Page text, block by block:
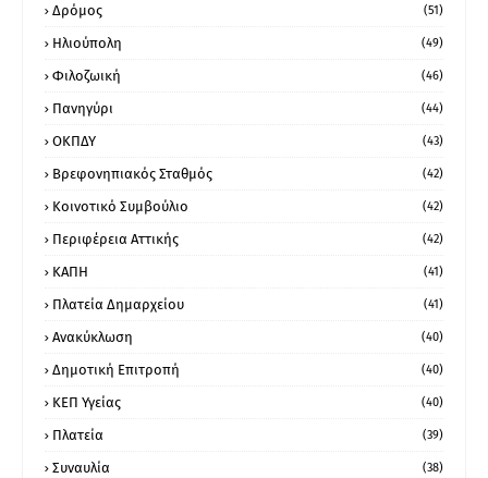
Δρόμος (51)
Ηλιούπολη (49)
Φιλοζωική (46)
Πανηγύρι (44)
ΟΚΠΔΥ (43)
Βρεφονηπιακός Σταθμός (42)
Κοινοτικό Συμβούλιο (42)
Περιφέρεια Αττικής (42)
ΚΑΠΗ (41)
Πλατεία Δημαρχείου (41)
Ανακύκλωση (40)
Δημοτική Επιτροπή (40)
ΚΕΠ Υγείας (40)
Πλατεία (39)
Συναυλία (38)